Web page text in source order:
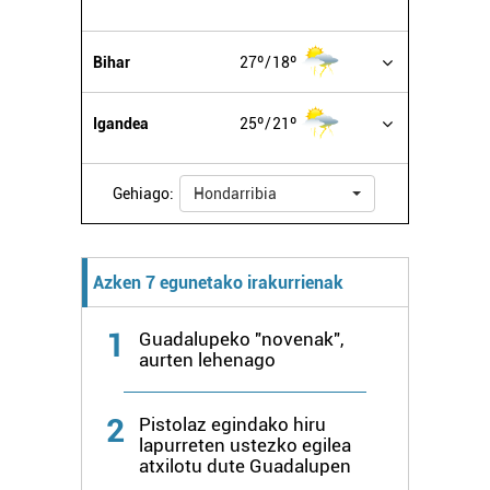
irakurri
Bihar 27º 18º
Igandea 25º 21º
Gehiago: Hondarribia
Azken 7 egunetako irakurrienak
1
Guadalupeko "novenak",
aurten lehenago
2
Pistolaz egindako hiru
lapurreten ustezko egilea
atxilotu dute Guadalupen